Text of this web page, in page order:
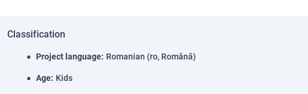
Classification
Project language: Romanian (ro, Română)
Age: Kids